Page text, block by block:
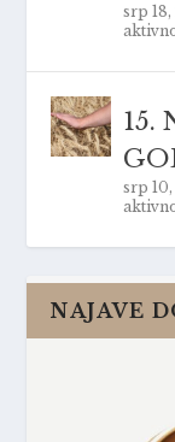
srp
15.
srp
NAJAVE